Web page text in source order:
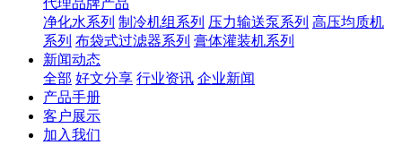
代理品牌产品
净化水系列 制冷机组系列 压力输送泵系列 高压均质机
系列 布袋式过滤器系列 膏体灌装机系列
新闻动态
全部 好文分享 行业资讯 企业新闻
产品手册
客户展示
加入我们